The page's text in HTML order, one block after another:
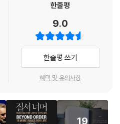
한줄평
9.0
한줄평 쓰기
혜택 및 유의사항
19